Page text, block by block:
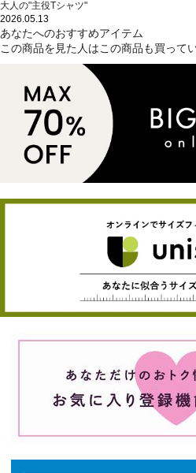
大人の"主役Tシャツ"
2026.05.13
あなたへのおすすめアイテム
この商品を見た人はこの商品も買って